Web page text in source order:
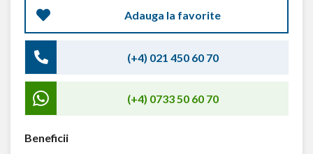
Adauga la favorite
(+4) 021 450 60 70
(+4) 0733 50 60 70
Beneficii